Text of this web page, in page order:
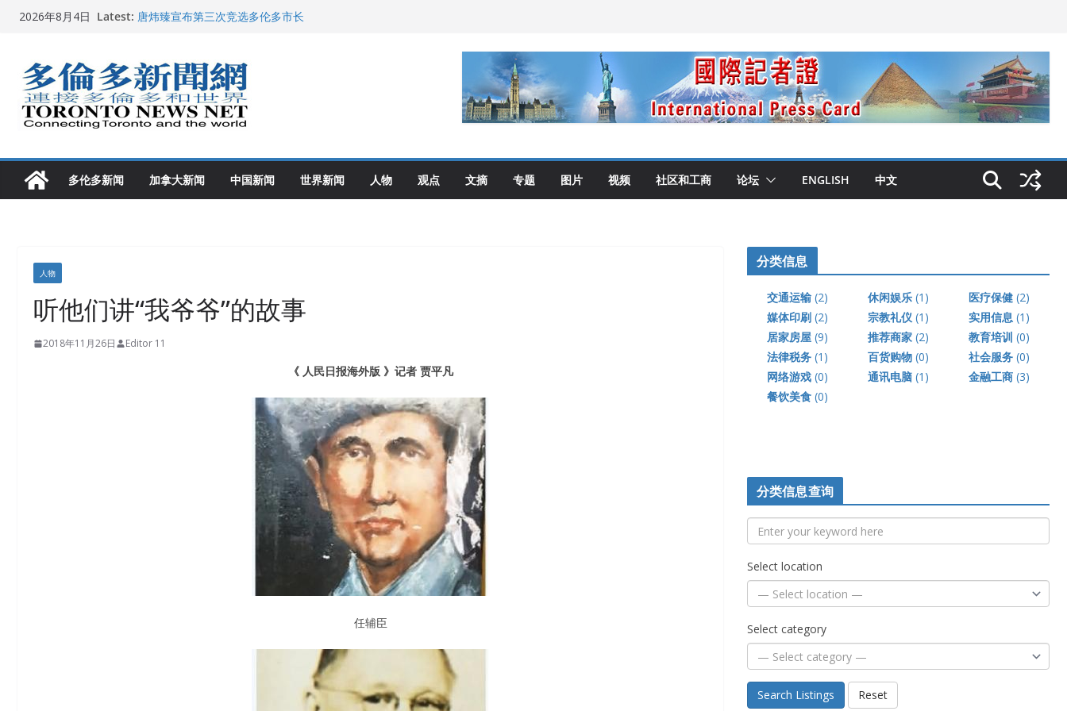
Skip2026年8月4日 Latest: 唐炜臻宣布第三次竞选多伦多市长
多伦多市长选举拉开帷幕 多名华人候选人宣布角逐
2026深圳国际佛事用品展览会暨沉香文化艺术展开幕盛典纪实
多伦多新闻 加拿大新闻 中国新闻 世界新闻 人物 观点 文摘 专题 图片 视频 社区和工商 论坛 ENGLISH 中文
人物
听他们讲“我爷爷”的故事
2018年11月26日 Editor 11
《 人民日报海外版 》记者 贾平凡
任辅臣
分类信息
交通运输 (2) 休闲娱乐 (1) 医疗保健 (2)
媒体印刷 (2) 宗教礼仪 (1) 实用信息 (1)
居家房屋 (9) 推荐商家 (2) 教育培训 (0)
法律税务 (1) 百货购物 (0) 社会服务 (0)
网络游戏 (0) 通讯电脑 (1) 金融工商 (3)
餐饮美食 (0)
分类信息查询
Select location
Select category
Search Listings Reset